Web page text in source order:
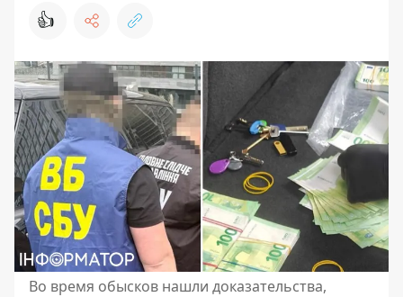
👍
Во время обысков нашли доказательства,